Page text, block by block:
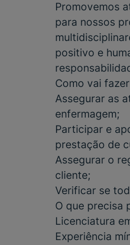
Promovemos
para nossos
positivo e
Como vai
Assegurar as
enfermagem;
Participar e
prestação de
Assegurar o
cliente;
Verificar se
O que precisa
Licenciatura
Experiência